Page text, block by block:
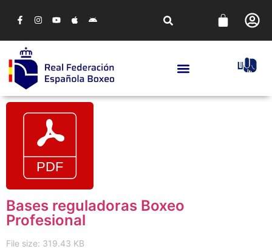
Bases reguladoras Boxeo
Profesional
File size: 319.43 KB